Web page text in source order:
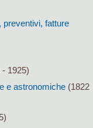
preventivi, fatture
1925)
e astronomiche(1822